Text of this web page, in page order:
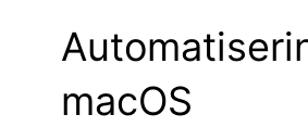
macOS